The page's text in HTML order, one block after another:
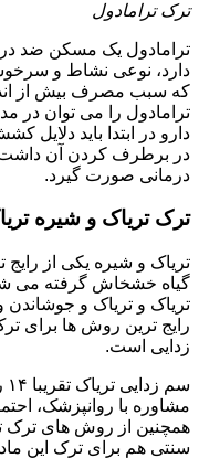
ترک ترامادول
ترامادول یک مسکن ضد
دارد، نوعی نشاط و
که سبب مصرف بیش از
ترامادول را می توان در
دارو در ابتدا باید دلایل
در برطرف کردن آن داشت.
درمانی صورت گیرد.
ترک تریاک و شیره
تریاک و شیره یکی از رایج
گیاه خشخاش گرفته می
تریاک و تریاک و
رایج ترین روش ها برای
زدایی است.
مشاوره با روانپزشک،
همچنین از روش های ترک
سنتی هم برای ترک این